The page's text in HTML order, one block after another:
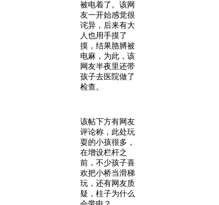
被电着了。该网
友一开始感觉很
诧异，后来有大
人也用手摸了
摸，结果胳膊被
电麻，为此，该
网友半夜里还带
孩子去医院做了
检查。
该帖下方有网友
评论称，此处玩
耍的小孩很多，
在增设栏杆之
前，不少孩子喜
欢把小桥当滑梯
玩，还有网友质
疑，柱子为什么